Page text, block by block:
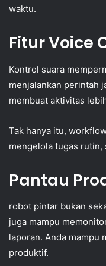
waktu.
Fitur Voice
Kontrol suara
menjalankan perintah
membuat aktivitas
Tak hanya itu,
mengelola tugas rutin,
Pantau
robot pintar bukan
juga mampu
laporan. Anda mampu
produktif.